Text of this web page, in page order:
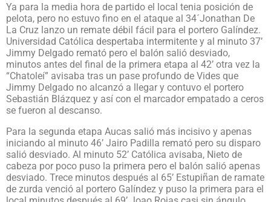
Ya para la media hora de partido el local tenia posición de
pelota, pero no estuvo fino en el ataque al 34´Jonathan De
La Cruz lanzo un remate débil fácil para el portero Galíndez.
Universidad Católica despertaba intermitente y al minuto 37’
Jimmy Delgado remató pero el balón salió desviado,
minutos antes del final de la primera etapa al 42’ otra vez la
“Chatoleí” avisaba tras un pase profundo de Vides que
Jimmy Delgado no alcanzó a llegar y contuvo el portero
Sebastián Blázquez y así con el marcador empatado a ceros
se fueron al descanso.
Para la segunda etapa Aucas salió más incisivo y apenas
iniciando al minuto 46’ Jairo Padilla remató pero su disparo
salió desviado. Al minuto 52’ Católica avisaba, Nieto de
cabeza por poco puso la primera pero el balón salió apenas
desviado. Trece minutos después al 65’ Estupiñan de ramate
de zurda venció al portero Galíndez y puso la primera para el